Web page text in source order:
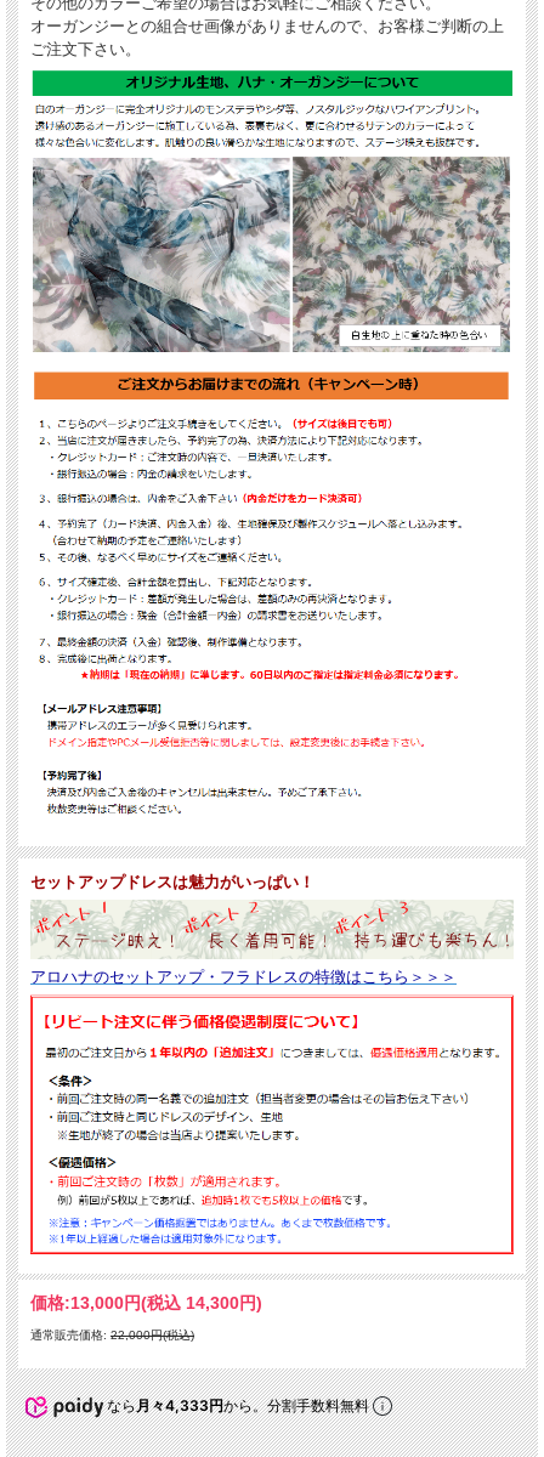
オーガンジーとの組合せ画像がありませんので、お客様ご判断の上
ご注文下さい。
セットアップドレスは魅力がいっぱい！
アロハナのセットアップ・フラドレスの特徴はこちら＞＞＞
価格:13,000円(税込 14,300円)
通常販売価格: 22,000円(税込)
なら月々4,333円から。分割手数料無料